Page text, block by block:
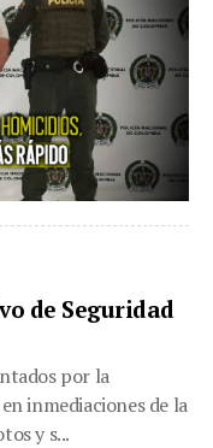
de Seguridad
por la
inmediaciones de la
y s...